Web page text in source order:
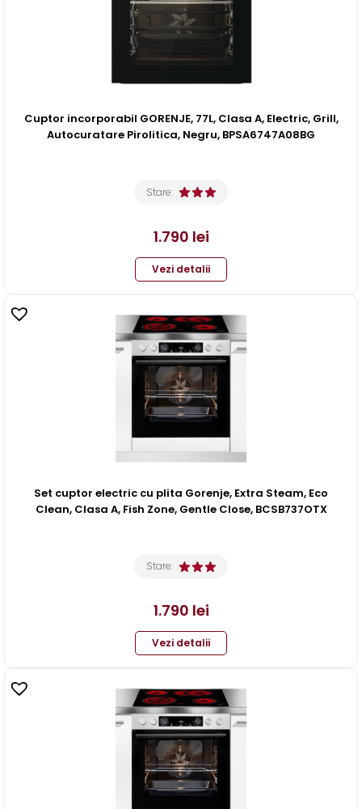
Cuptor incorporabil GORENJE, 77L, Clasa A, Electric, Grill,
Autocuratare Pirolitica, Negru, BPSA6747A08BG
Stare:
1.790 lei
Vezi detalii
Set cuptor electric cu plita Gorenje, Extra Steam, Eco
Clean, Clasa A, Fish Zone, Gentle Close, BCSB737OTX
Stare:
1.790 lei
Vezi detalii